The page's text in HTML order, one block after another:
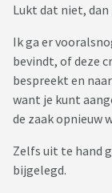
Lukt dat niet, dan
Ik ga er
bevindt, of deze
bespreekt en
want je kunt
de zaak opnieuw
Zelfs uit te hand
bijgelegd.